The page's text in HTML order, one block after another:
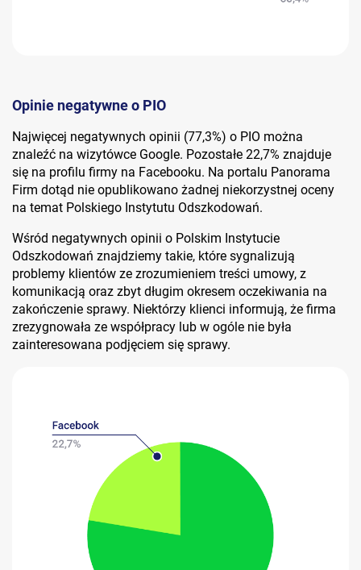
Opinie negatywne o PIO
Najwięcej negatywnych opinii (77,3%) o PIO można
znaleźć na wizytówce Google. Pozostałe 22,7% znajduje
się na profilu firmy na Facebooku. Na portalu Panorama
Firm dotąd nie opublikowano żadnej niekorzystnej oceny
na temat Polskiego Instytutu Odszkodowań.
Wśród negatywnych opinii o Polskim Instytucie
Odszkodowań znajdziemy takie, które sygnalizują
problemy klientów ze zrozumieniem treści umowy, z
komunikacją oraz zbyt długim okresem oczekiwania na
zakończenie sprawy. Niektórzy klienci informują, że firma
zrezygnowała ze współpracy lub w ogóle nie była
zainteresowana podjęciem się sprawy.